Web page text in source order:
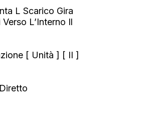
L Scarico Gira
L’Interno Il
[ Unità ] [ II ]